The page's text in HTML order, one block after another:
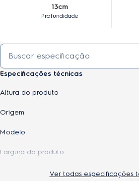
13cm
Profundidade
Especificações técnicas
Altura do produto
Origem
Modelo
Largura do produto
Profundidade do produtoVer todas especificações